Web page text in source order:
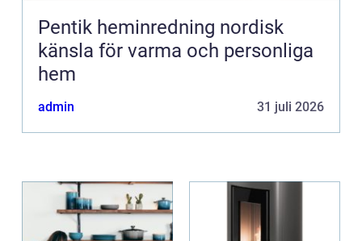
Pentik heminredning nordisk
känsla för varma och personliga
hem
admin 31 juli 2026